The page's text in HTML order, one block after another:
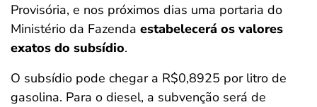
Provisória, e nos próximos dias uma portaria do
Ministério da Fazenda estabelecerá os valores
exatos do subsídio.
O subsídio pode chegar a R$0,8925 por litro de
gasolina. Para o diesel, a subvenção será de